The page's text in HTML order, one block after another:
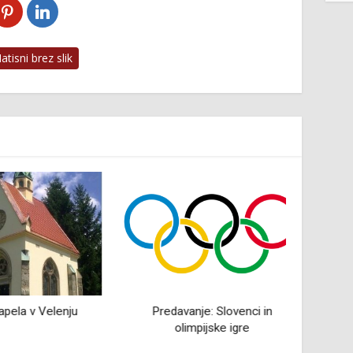
brez slik
v Velenju
Predavanje: Slovenci in
olimpijske igre